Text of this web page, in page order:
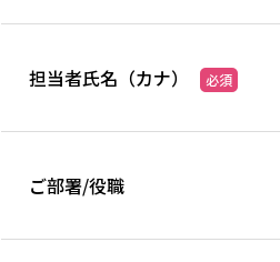
【5】開示対象個人情報に関す
弊社では、保有するお客様の個人
停止等の求めに応じます。その場
〒900-0015 沖縄県那覇市久茂地1-
担当者氏名（カナ） 必須
ご部署/役職